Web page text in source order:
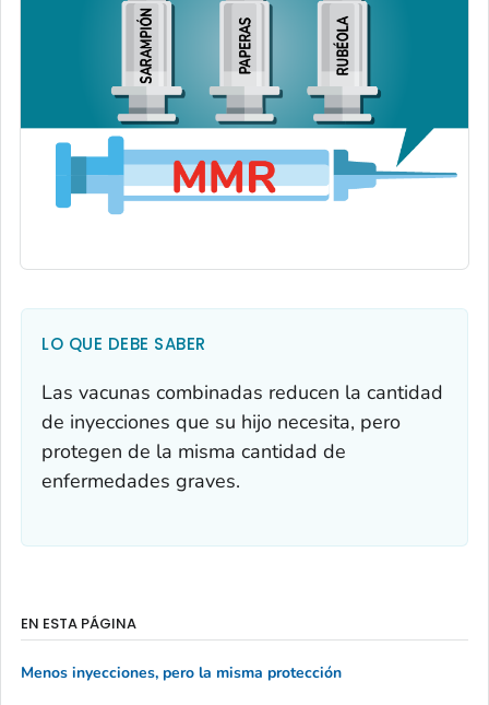
LO QUE DEBE SABER
Las vacunas combinadas reducen la cantidad
de inyecciones que su hijo necesita, pero
protegen de la misma cantidad de
enfermedades graves.
EN ESTA PÁGINA
Menos inyecciones, pero la misma protección